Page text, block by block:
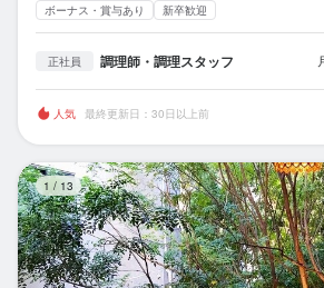
ボーナス・賞与あり 新卒歓迎
正社員 調理師・調理スタッフ
人気 最終更新日：30日以上前
1 / 13